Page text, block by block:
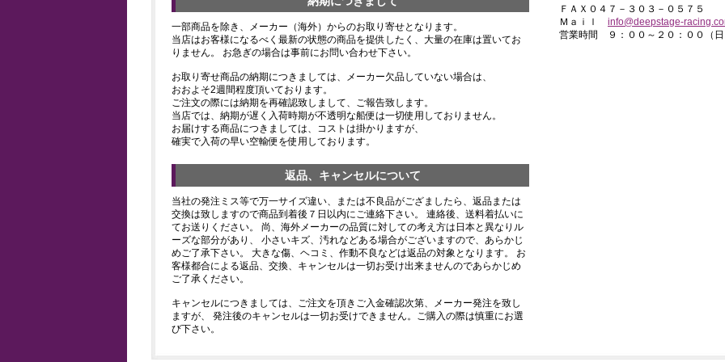
一部商品を除き、メーカー（海外）からのお取り寄せとなります。
当店はお客様になるべく最新の状態の商品を提供したく、大量の在庫は置いてお
りません。 お急ぎの場合は事前にお問い合わせ下さい。
お取り寄せ商品の納期につきましては、メーカー欠品していない場合は、
おおよそ2週間程度頂いております。
ご注文の際には納期を再確認致しまして、ご報告致します。
当店では、納期が遅く入荷時期が不透明な船便は一切使用しておりません。
お届けする商品につきましては、コストは掛かりますが、
確実で入荷の早い空輸便を使用しております。
返品、キャンセルについて
当社の発注ミス等で万一サイズ違い、または不良品がござましたら、返品または
交換は致しますので商品到着後７日以内にご連絡下さい。 連絡後、送料着払いに
てお送りください。 尚、海外メーカーの品質に対しての考え方は日本と異なりル
ーズな部分があり、 小さいキズ、汚れなどある場合がございますので、あらかじ
めご了承下さい。 大きな傷、ヘコミ、作動不良などは返品の対象となります。 お
客様都合による返品、交換、キャンセルは一切お受け出来ませんのであらかじめ
ご了承ください。
キャンセルにつきましては、ご注文を頂きご入金確認次第、メーカー発注を致し
ますが、 発注後のキャンセルは一切お受けできません。ご購入の際は慎重にお選
び下さい。
ＦＡＸ０４７－３０３－０５７５
Ｍａｉｌ info@deepstage-
営業時間 ９：００～２０：００（日